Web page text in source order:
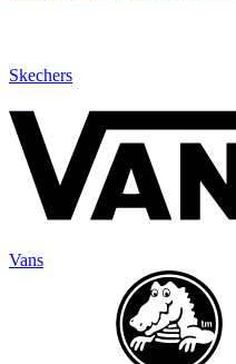
Skechers
Vans